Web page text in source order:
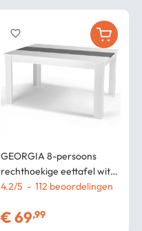
GEORGIA 8-persoons
rechthoekige eettafel wit
en grijs 160 x 80 cm
4.2/5 - 112 beoordelingen
€69,99
favorite_border